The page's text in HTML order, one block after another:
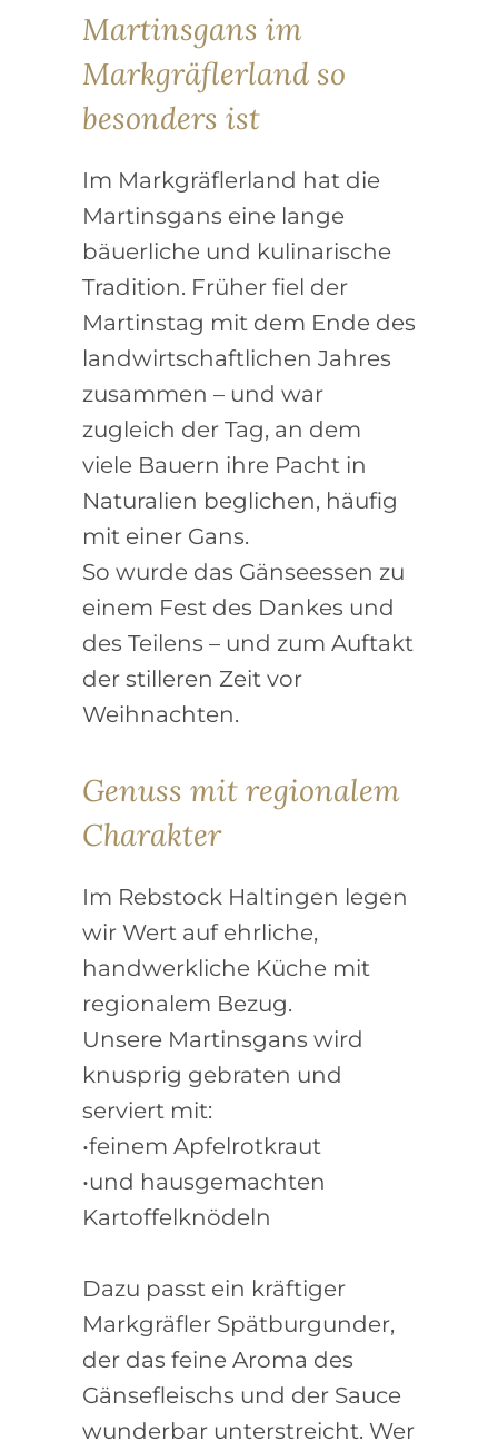
Martinsgans im
Markgräflerland so
besonders ist
Im Markgräflerland hat die
Martinsgans eine lange
bäuerliche und kulinarische
Tradition. Früher fiel der
Martinstag mit dem Ende des
landwirtschaftlichen Jahres
zusammen – und war
zugleich der Tag, an dem
viele Bauern ihre Pacht in
Naturalien beglichen, häufig
mit einer Gans.
So wurde das Gänseessen zu
einem Fest des Dankes und
des Teilens – und zum Auftakt
der stilleren Zeit vor
Weihnachten.
Genuss mit regionalem
Charakter
Im Rebstock Haltingen legen
wir Wert auf ehrliche,
handwerkliche Küche mit
regionalem Bezug.
Unsere Martinsgans wird
knusprig gebraten und
serviert mit:
•feinem Apfelrotkraut
•und hausgemachten
Kartoffelknödeln
Dazu passt ein kräftiger
Markgräfler Spätburgunder,
der das feine Aroma des
Gänsefleischs und der Sauce
wunderbar unterstreicht. Wer